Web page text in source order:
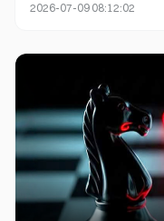
平台经济。
2026-07-09 08:12:02